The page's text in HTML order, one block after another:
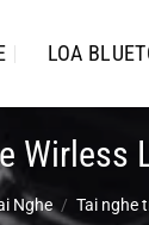
LOA
Wirless
Nghe / Tai nghe